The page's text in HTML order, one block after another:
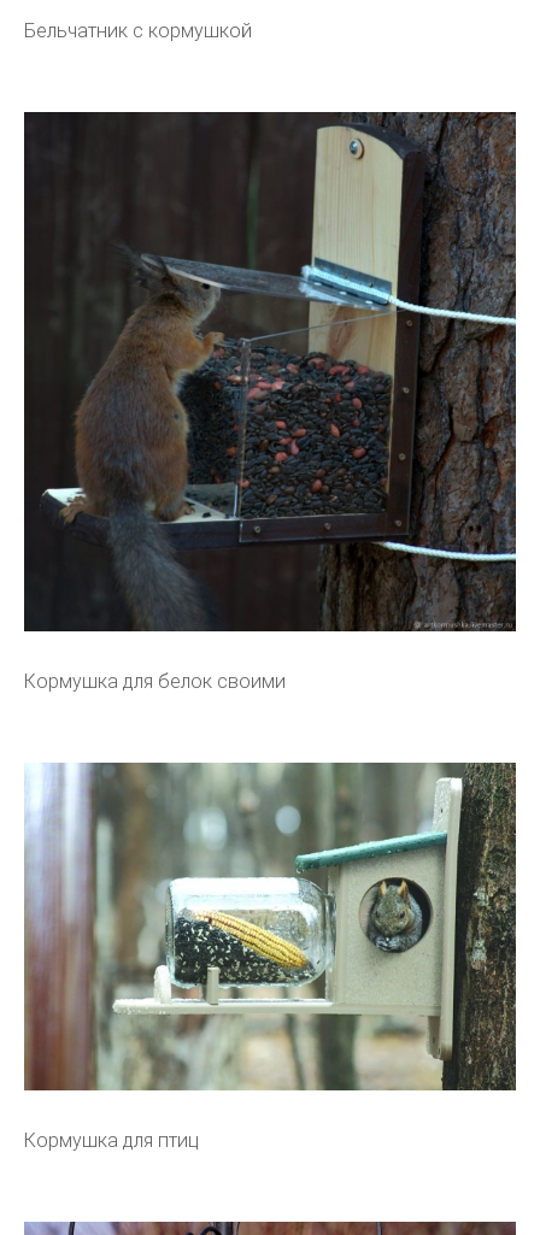
Бельчатник с кормушкой
Кормушка для белок своими
Кормушка для птиц